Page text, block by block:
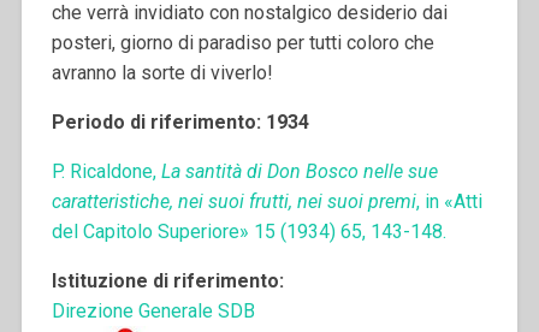
che verrà invidiato con nostalgico desiderio dai
posteri, giorno di paradiso per tutti coloro che
avranno la sorte di viverlo!
Periodo di riferimento: 1934
P. Ricaldone,La santità di Don Bosco nelle sue
caratteristiche, nei suoi frutti, nei suoi premi, in «Atti
del Capitolo Superiore» 15 (1934) 65, 143-148.
Istituzione di riferimento:
Direzione Generale SDB